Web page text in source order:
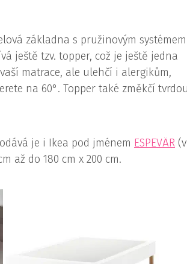
základna s pružinovým systémem
ještě tzv. topper, což je ještě jedna
matrace, ale ulehčí i alergikům,
na 60°. Topper také změkčí
je i Ikea pod jménem ESPEVÄR
až do 180 cm x 200 cm.